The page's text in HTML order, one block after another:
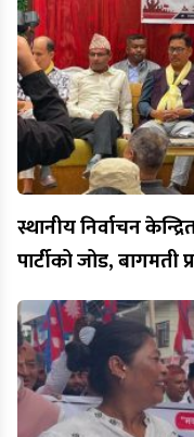
स्थानीय निर्वाचन
पार्टीको जोड, बागमती